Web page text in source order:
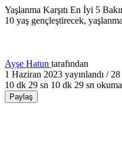
Yaşlanma Karşıtı En İyi 5
10 yaş gençleştirecek,
Ayşe Hatun tarafından
1 Haziran 2023 yayınlandı /
10 dk 29 sn 10 dk 29 sn
Paylaş